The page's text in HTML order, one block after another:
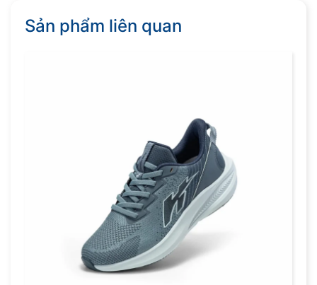
Sản phẩm liên quan